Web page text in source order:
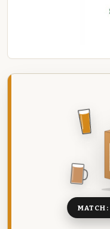
MATCH: